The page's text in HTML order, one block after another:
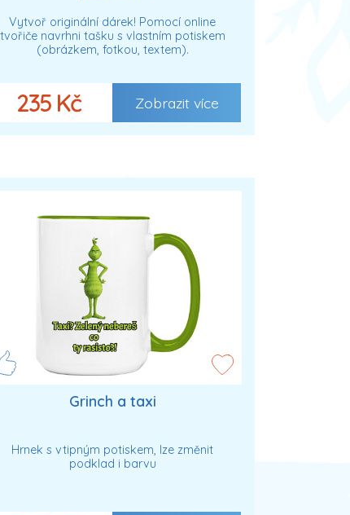
Vytvoř originální dárek! Pomocí online
tvořiče navrhni tašku s vlastním potiskem
(obrázkem, fotkou, textem).
235 Kč Zobrazit více
Grinch a taxi
Hrnek s vtipným potiskem, lze změnit
podklad i barvu